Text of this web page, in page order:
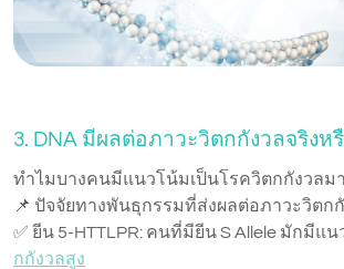
3. DNA มีผลต่อภาวะวิตกกังวลจริงห
ทำไมบางคนมีแนวโน้มเป็นโรควิตกกังวลม
📌 ปัจจัยทางพันธุกรรมที่ส่งผลต่อภาวะวิตก
✅ ยีน 5-HTTLPR: คนที่มียีน S Allele มักมีแน
กกังวลสูง